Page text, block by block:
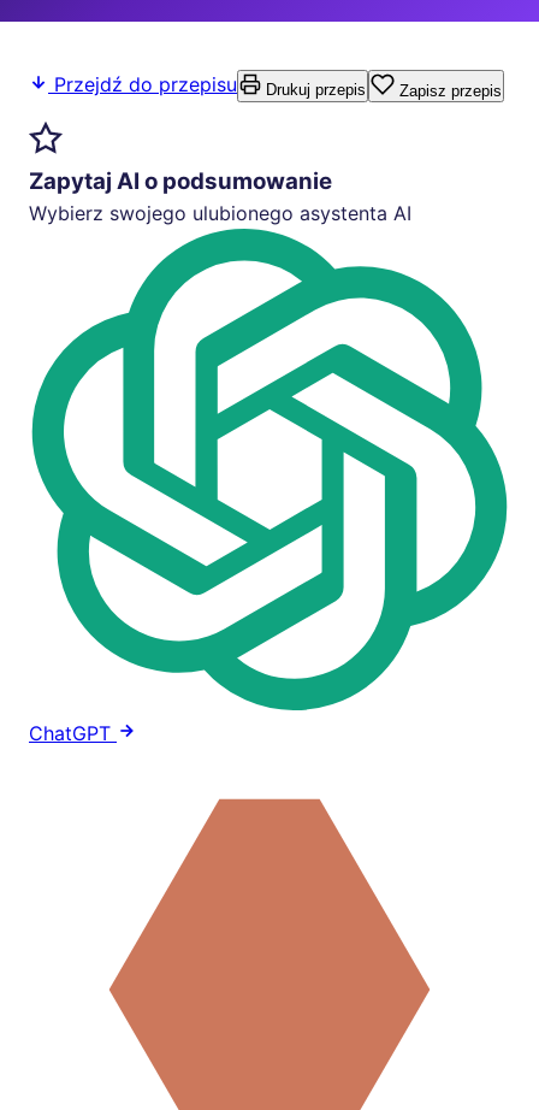
Przejdź do przepisu Drukuj przepis Zapisz przepis
Zapytaj AI o podsumowanie
Wybierz swojego ulubionego asystenta AI
ChatGPT